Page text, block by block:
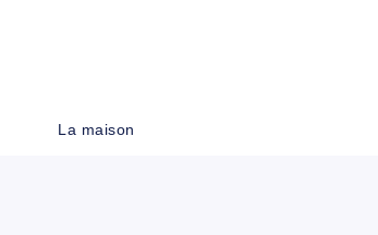
La maison